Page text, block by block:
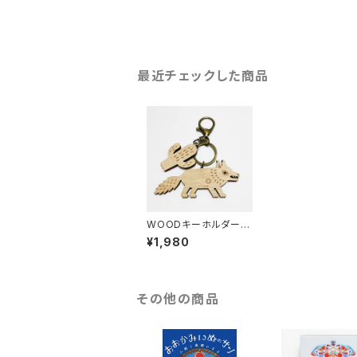
最近チェックした商品
WOODキーホルダー /
CACTUS
¥1,980
その他の商品